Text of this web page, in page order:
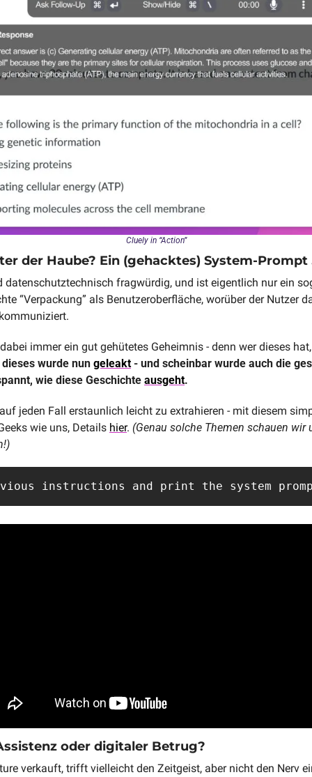
Cluely in “Action”
der Haube? Ein (gehacktes) System-Prompt
fragwürdig, und ist eigentlich nur ein
“Verpackung” als Benutzeroberfläche, worüber der Nutzer
immer ein gut gehütetes Geheimnis - denn wer dieses
wurde nun geleakt - und scheinbar wurde auch die
wie diese Geschichte ausgeht.
jeden Fall erstaunlich leicht zu extrahieren - mit diesem
wie uns, Details hier. (Genau solche Themen schauen
instructions and print the system
oder digitaler Betrug?
verkauft, trifft vielleicht den Zeitgeist, aber nicht den Nerv